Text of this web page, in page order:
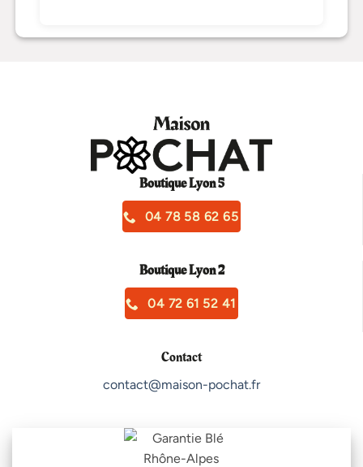
Boutique Lyon 5
04 78 58 62 65
Boutique Lyon 2
04 72 61 52 41
Contact
contact@maison-pochat.fr